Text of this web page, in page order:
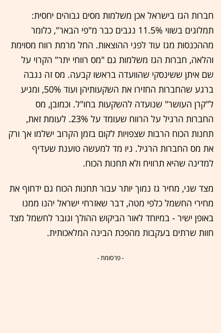
חברות הגז בישראל אכן משלמות מסים גבוהים יחסית:
תמלוגים בשווי 11.5% נגבים כבר מ"פי הבאר", כלומר
מההכנסות מגז עוד לפני ההוצאות. החל מרמת רווח מסוימת
והלאה, חברות הגז משלמות גם "מס רווחי יתר" הקרוי על
שם איתן ששינסקי שהוועדה בראשו קבעה. מס זה נגבה
ברגע שהחברות החזירו את השקעותיהן ועוד 50%, ומגיע
ל"קרן העושר" שנועדה להשקעות בחו"ל. וכמובן, מס
החברות הרגיל על הרווח שעומד על 23%. לעומת זאת,
תחנות הכוח הרבות שצפויות לקום בזמן הקרוב ישלמו אך ורק
את מס החברות הרגיל. ניו מד למעשה טוענת שעדיף
למדינה שהיא תרוויח ולא תחנות הכוח.
מצד שני, מחיר גז נמוך יותר עבור תחנות הכוח גם ידחוף את
מחירי החשמל כלפי מטה, דבר שאזרחי ישראל יהנו ממנו
באופן ישיר - במיוחד לאור הביקוש ההולך וגובר לחשמל מצד
חוות שרתים בעקבות מהפכת הבינה המלאכותית.
- פרסומת -